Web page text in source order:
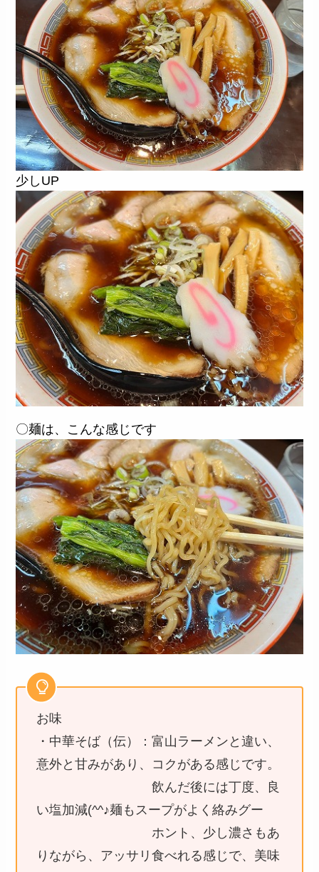
少しUP
〇麺は、こんな感じです
お味
・中華そば（伝）：富山ラーメンと違い、
意外と甘みがあり、コクがある感じです。
飲んだ後には丁度、良
い塩加減(^^♪麺もスープがよく絡みグー
ホント、少し濃さもあ
りながら、アッサリ食べれる感じで、美味